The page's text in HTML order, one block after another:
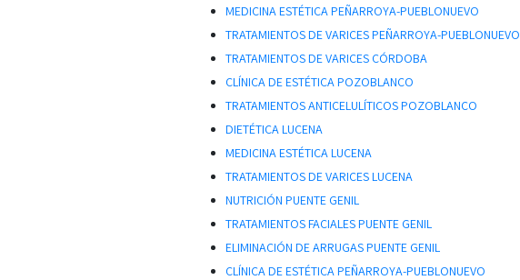
MEDICINA ESTÉTICA PEÑARROYA-PUEBLONUEVO
TRATAMIENTOS DE VARICES PEÑARROYA-PUEBLONUEVO
TRATAMIENTOS DE VARICES CÓRDOBA
CLÍNICA DE ESTÉTICA POZOBLANCO
TRATAMIENTOS ANTICELULÍTICOS POZOBLANCO
DIETÉTICA LUCENA
MEDICINA ESTÉTICA LUCENA
TRATAMIENTOS DE VARICES LUCENA
NUTRICIÓN PUENTE GENIL
TRATAMIENTOS FACIALES PUENTE GENIL
ELIMINACIÓN DE ARRUGAS PUENTE GENIL
CLÍNICA DE ESTÉTICA PEÑARROYA-PUEBLONUEVO